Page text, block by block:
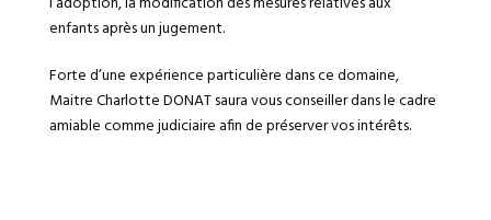
enfants après un jugement.
Forte d’une expérience particulière dans ce domaine,
Maitre Charlotte DONAT saura vous conseiller dans le cadre
amiable comme judiciaire afin de préserver vos intérêts.